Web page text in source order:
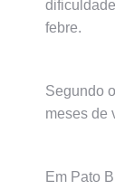
febre.
Segundo
meses de
Em Pato